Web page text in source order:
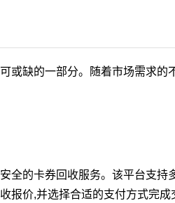
或缺的一部分。随着市场需求的
全的卡券回收服务。该平台支持
报价,并选择合适的支付方式完成